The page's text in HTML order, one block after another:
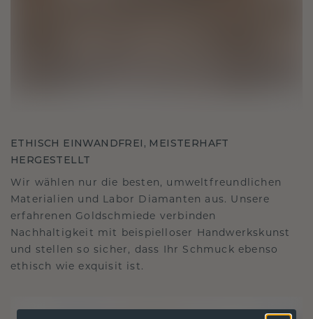
ETHISCH EINWANDFREI, MEISTERHAFT
HERGESTELLT
Wir wählen nur die besten, umweltfreundlichen
Materialien und Labor Diamanten aus. Unsere
erfahrenen Goldschmiede verbinden
Nachhaltigkeit mit beispielloser Handwerkskunst
und stellen so sicher, dass Ihr Schmuck ebenso
ethisch wie exquisit ist.